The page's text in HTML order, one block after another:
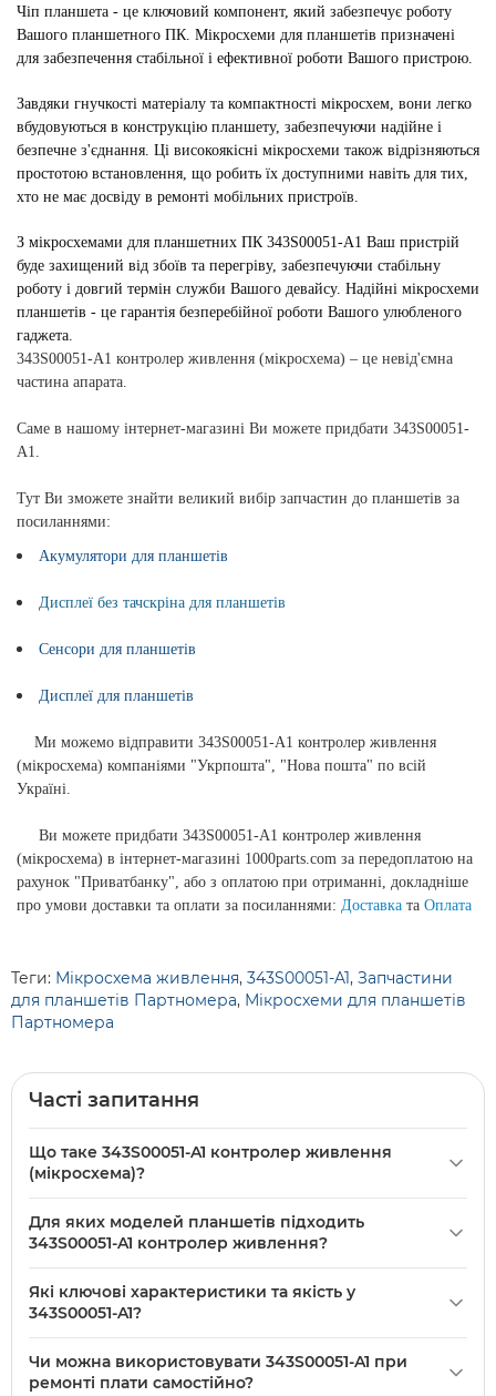
Чіп планшета - це ключовий компонент, який забезпечує роботу
Вашого планшетного ПК. Мікросхеми для планшетів призначені
для забезпечення стабільної і ефективної роботи Вашого пристрою.
Завдяки гнучкості матеріалу та компактності мікросхем, вони легко
вбудовуються в конструкцію планшету, забезпечуючи надійне і
безпечне з'єднання. Ці високоякісні мікросхеми також відрізняються
простотою встановлення, що робить їх доступними навіть для тих,
хто не має досвіду в ремонті мобільних пристроїв.
З мікросхемами для планшетних ПК 343S00051-A1 Ваш пристрій
буде захищений від збоїв та перегріву, забезпечуючи стабільну
роботу і довгий термін служби Вашого девайсу. Надійні мікросхеми
планшетів - це гарантія безперебійної роботи Вашого улюбленого
гаджета.
343S00051-A1 контролер живлення (мікросхема) – це невід'ємна
частина апарата.
Саме в нашому інтернет-магазині Ви можете придбати 343S00051-
A1.
Тут Ви зможете знайти великий вибір запчастин до планшетів за
посиланнями:
Акумулятори для планшетів
Дисплеї без тачскріна для планшетів
Сенсори для планшетів
Дисплеї для планшетів
Ми можемо відправити 343S00051-A1 контролер живлення
(мікросхема) компаніями "Укрпошта", "Нова пошта" по всій
Україні.
Ви можете придбати 343S00051-A1 контролер живлення
(мікросхема) в інтернет-магазині 1000parts.com за передоплатою на
рахунок "Приватбанку", або з оплатою при отриманні, докладніше
про умови доставки та оплати за посиланнями: Доставка та Оплата
Теги: Мікросхема живлення, 343S00051-A1, Запчастини
для планшетів Партномера, Мікросхеми для планшетів
Партномера
Часті запитання
Що таке 343S00051-A1 контролер живлення
(мікросхема)?
електронний чіп для керування живленням у планшетах
(Original PRC), продається по одній штуці і
використовується як заміна в ланцюгах живлення.
Для яких моделей планшетів підходить
343S00051-A1 контролер живлення?
«Запчастини для планшетів
», але конкретні моделі не
або уточнюйте в сервісному центрі за номером деталі.
Які ключові характеристики та якість у
343S00051-A1?
оригінальна деталь з КНР; в описі зазначено тільки, що
Чи можна використовувати 343S00051-A1 при
ремонті плати самостійно?